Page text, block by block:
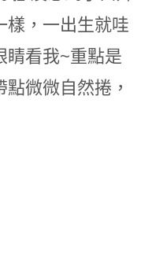
樣，一出生就哇
睛看我~重點是
微微自然捲，